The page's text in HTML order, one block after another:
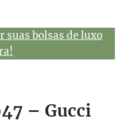
suas bolsas de luxo
– Gucci